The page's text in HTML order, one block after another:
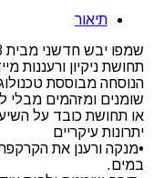
Airwash
תיאור
תחושת ניקיון ורעננות
הנוסחה מבוססת
שומנים ומזהמים מבלי
או תחושת כובד על
יתרונות עיקריים
•מנקה ורענן את
במים.